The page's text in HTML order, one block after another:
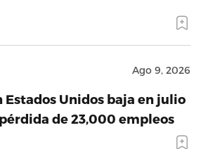
Ago 9, 2026
Estados Unidos baja en julio
de 23,000 empleos